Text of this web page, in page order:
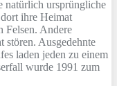
natürlich ursprüngliche
ihre Heimat
Felsen. Andere
stören. Ausgedehnte
laden jeden zu einem
wurde 1991 zum